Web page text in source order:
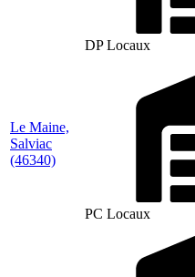
DP Locaux
Le Maine,
Salviac
(46340)
PC Locaux